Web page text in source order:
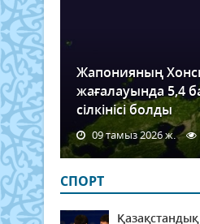
Жапонияның
жағалауында 5,4
сілкінісі болды
09 тамыз 2026 ж.
СПОРТ